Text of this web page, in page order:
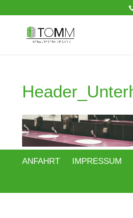
ANFAHRT IMPRESSUM